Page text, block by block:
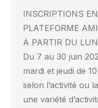
INSCRIPTIONS
PLATEFORME
À PARTIR DU
Du 7 au 30 juin
mardi et jeudi de
selon l’activité ou
une variété